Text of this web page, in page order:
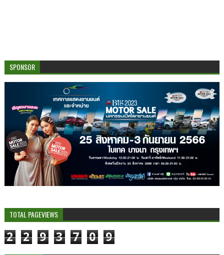
SPONSOR
TOTAL PAGEVIEWS
2 2 9 3 7 0 9